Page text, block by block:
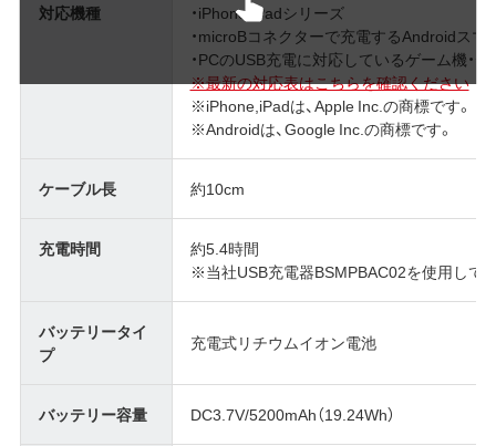
対応機種
・iPhone/iPadシリーズ
・microBコネクターで充電するAndroidスマ
・PCのUSB充電に対応しているゲーム機・
※最新の対応表はこちらを確認ください
※iPhone,iPadは、Apple Inc.の商標です。
※Androidは、Google Inc.の商標です。
ケーブル長 約10cm
充電時間
約5.4時間
※当社USB充電器BSMPBAC02を使用して
バッテリータイ
プ
充電式リチウムイオン電池
バッテリー容量 DC3.7V/5200mAh（19.24Wh）